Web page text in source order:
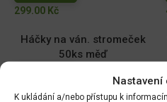
Nastavení
K ukládání a/nebo přístupu k
299.00 Kč
Háčky na ván. stromeček
50ks měď
15.00 Kč